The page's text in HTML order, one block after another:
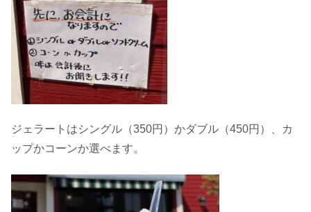
ジェラートはシングル（350円）かダブル（450円）、カ
ップかコーンか選べます。